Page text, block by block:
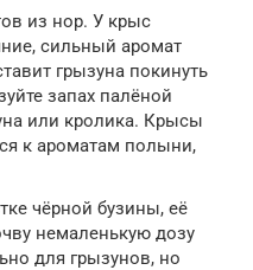
из нор. У крыс
сильный аромат
грызуна покинуть
запах палёной
или кролика. Крысы
к ароматам полыни,
чёрной бузины, её
немаленькую дозу
для грызунов, но